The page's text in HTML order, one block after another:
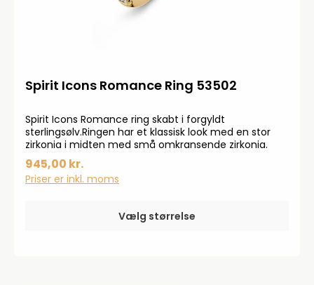
Spirit Icons Romance Ring 53502
Spirit Icons Romance ring skabt i forgyldt
sterlingsølv.Ringen har et klassisk look med en stor
zirkonia i midten med små omkransende zirkonia.
945,00 kr.
Priser er inkl. moms
Vælg størrelse